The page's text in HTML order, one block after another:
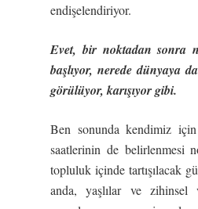
endişelendiriyor.
Evet, bir noktadan sonra
başlıyor, nerede dünyaya
görülüyor, karışıyor gibi.
Ben sonunda kendimiz için
saatlerinin de belirlenmesi
topluluk içinde tartışılacak
anda, yaşlılar ve zihinsel